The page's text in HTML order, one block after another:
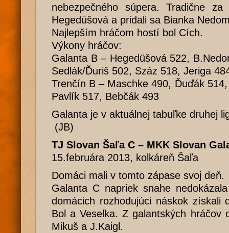
nebezpečného súpera. Tradične
Hegedüšová a pridali sa Bianka
Najlepším hráčom hostí bol Cích.
Výkony hráčov:
Galanta B – Hegedüšová 522,
Sedlák/Ďuriš 502, Száz 518, Jeriga
Trenčín B – Maschke 490, Ďuďák
Pavlík 517, Bebčák 493
Galanta je v aktuálnej tabuľke druhej
(JB)
TJ Slovan Šaľa C – MKK Slovan
15.februára 2013, kolkáreň Šaľa
Domáci mali v tomto zápase svoj deň.
Galanta C napriek snahe
domácich rozhodujúci náskok získali
Bol a Veselka. Z galantských hráčov
Mikuš a J.Kaigl.